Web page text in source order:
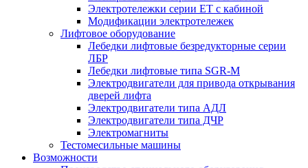
Электротележки серии ЕТ с кабиной
Модификации электротележек
Лифтовое оборудование
Лебедки лифтовые безредукторные серии
ЛБР
Лебедки лифтовые типа SGR-M
Электродвигатели для привода открывания
дверей лифта
Электродвигатели типа АДЛ
Электродвигатели типа ДЧР
Электромагниты
Тестомесильные машины
Возможности